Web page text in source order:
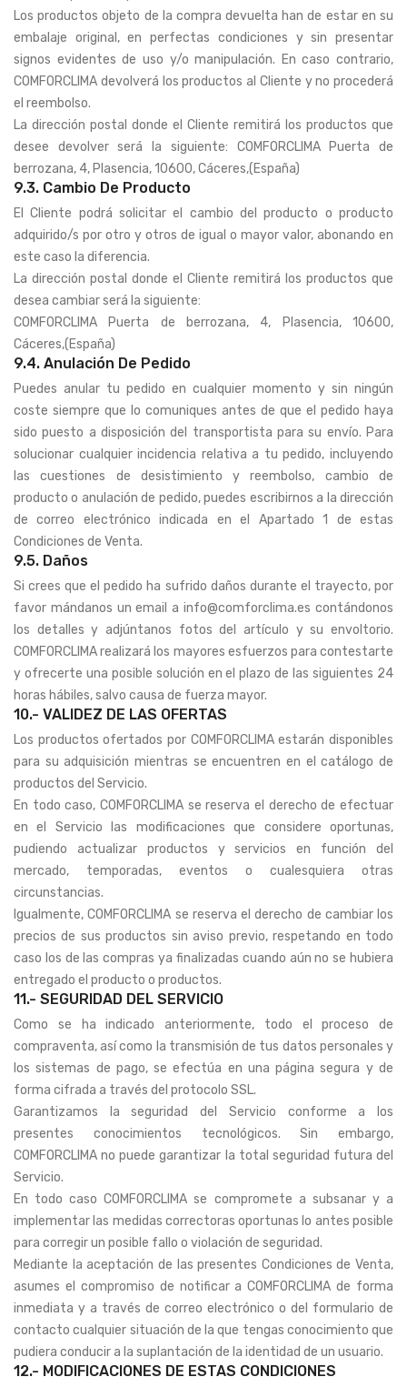
Los productos objeto de la compra devuelta han de estar en su
embalaje original, en perfectas condiciones y sin presentar
signos evidentes de uso y/o manipulación. En caso contrario,
COMFORCLIMA devolverá los productos al Cliente y no procederá
el reembolso.
La dirección postal donde el Cliente remitirá los productos que
desee devolver será la siguiente: COMFORCLIMA Puerta de
berrozana, 4, Plasencia, 10600, Cáceres,(España)
9.3. Cambio De Producto
El Cliente podrá solicitar el cambio del producto o producto
adquirido/s por otro y otros de igual o mayor valor, abonando en
este caso la diferencia.
La dirección postal donde el Cliente remitirá los productos que
desea cambiar será la siguiente:
COMFORCLIMA Puerta de berrozana, 4, Plasencia, 10600,
Cáceres,(España)
9.4. Anulación De Pedido
Puedes anular tu pedido en cualquier momento y sin ningún
coste siempre que lo comuniques antes de que el pedido haya
sido puesto a disposición del transportista para su envío. Para
solucionar cualquier incidencia relativa a tu pedido, incluyendo
las cuestiones de desistimiento y reembolso, cambio de
producto o anulación de pedido, puedes escribirnos a la dirección
de correo electrónico indicada en el Apartado 1 de estas
Condiciones de Venta.
9.5. Daños
Si crees que el pedido ha sufrido daños durante el trayecto, por
favor mándanos un email a info@comforclima.es contándonos
los detalles y adjúntanos fotos del artículo y su envoltorio.
COMFORCLIMA realizará los mayores esfuerzos para contestarte
y ofrecerte una posible solución en el plazo de las siguientes 24
horas hábiles, salvo causa de fuerza mayor.
10.- VALIDEZ DE LAS OFERTAS
Los productos ofertados por COMFORCLIMA estarán disponibles
para su adquisición mientras se encuentren en el catálogo de
productos del Servicio.
En todo caso, COMFORCLIMA se reserva el derecho de efectuar
en el Servicio las modificaciones que considere oportunas,
pudiendo actualizar productos y servicios en función del
mercado, temporadas, eventos o cualesquiera otras
circunstancias.
Igualmente, COMFORCLIMA se reserva el derecho de cambiar los
precios de sus productos sin aviso previo, respetando en todo
caso los de las compras ya finalizadas cuando aún no se hubiera
entregado el producto o productos.
11.- SEGURIDAD DEL SERVICIO
Como se ha indicado anteriormente, todo el proceso de
compraventa, así como la transmisión de tus datos personales y
los sistemas de pago, se efectúa en una página segura y de
forma cifrada a través del protocolo SSL.
Garantizamos la seguridad del Servicio conforme a los
presentes conocimientos tecnológicos. Sin embargo,
COMFORCLIMA no puede garantizar la total seguridad futura del
Servicio.
En todo caso COMFORCLIMA se compromete a subsanar y a
implementar las medidas correctoras oportunas lo antes posible
para corregir un posible fallo o violación de seguridad.
Mediante la aceptación de las presentes Condiciones de Venta,
asumes el compromiso de notificar a COMFORCLIMA de forma
inmediata y a través de correo electrónico o del formulario de
contacto cualquier situación de la que tengas conocimiento que
pudiera conducir a la suplantación de la identidad de un usuario.
12.- MODIFICACIONES DE ESTAS CONDICIONES